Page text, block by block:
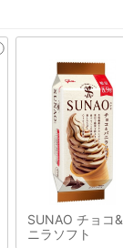
SUNAO チョコ
ニラソフト